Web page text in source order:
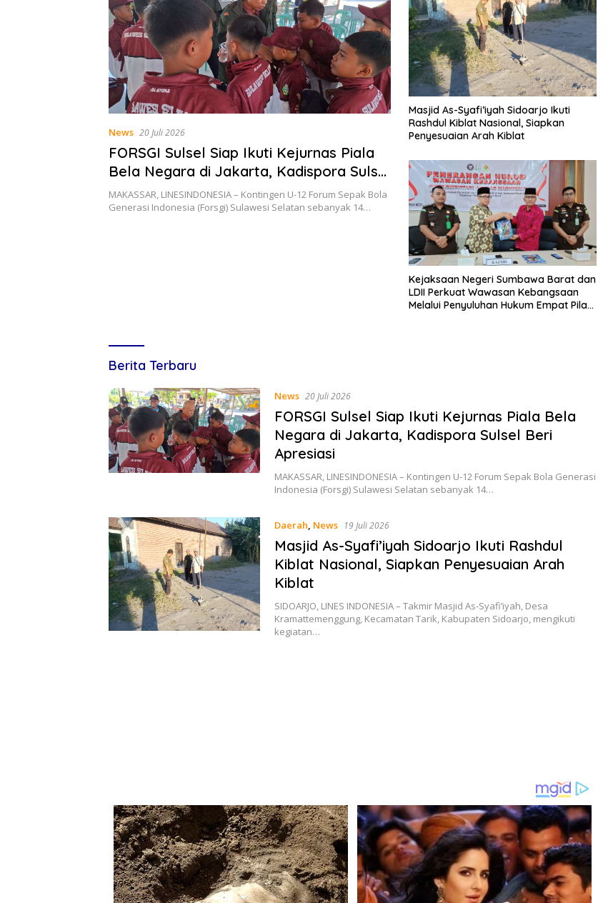
News 20 Juli 2026
FORSGI Sulsel Siap Ikuti Kejurnas Piala
Bela Negara di Jakarta, Kadispora Sulsel
Beri Apresiasi
MAKASSAR, LINESINDONESIA – Kontingen U-12 Forum Sepak Bola
Generasi Indonesia (Forsgi) Sulawesi Selatan sebanyak 14…
Masjid As-Syafi’iyah Sidoarjo Ikuti
Rashdul Kiblat Nasional, Siapkan
Penyesuaian Arah Kiblat
Kejaksaan Negeri Sumbawa Barat dan
LDII Perkuat Wawasan Kebangsaan
Melalui Penyuluhan Hukum Empat Pilar
Lines
Berita Terbaru
News 20 Juli 2026
FORSGI Sulsel Siap Ikuti Kejurnas Piala Bela
Negara di Jakarta, Kadispora Sulsel Beri
Apresiasi
MAKASSAR, LINESINDONESIA – Kontingen U-12 Forum Sepak Bola Generasi
Indonesia (Forsgi) Sulawesi Selatan sebanyak 14…
Daerah, News 19 Juli 2026
Masjid As-Syafi’iyah Sidoarjo Ikuti Rashdul
Kiblat Nasional, Siapkan Penyesuaian Arah
Kiblat
SIDOARJO, LINES INDONESIA – Takmir Masjid As-Syafi’iyah, Desa
Kramattemenggung, Kecamatan Tarik, Kabupaten Sidoarjo, mengikuti
kegiatan…